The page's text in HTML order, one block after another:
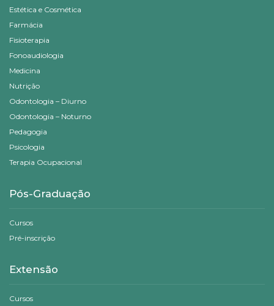
Estética e Cosmética
Farmácia
Fisioterapia
Fonoaudiologia
Medicina
Nutrição
Odontologia – Diurno
Odontologia – Noturno
Pedagogia
Psicologia
Terapia Ocupacional
Pós-Graduação
Cursos
Pré-inscrição
Extensão
Cursos